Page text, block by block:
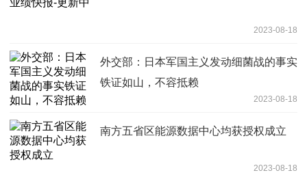
2023-08-18
外交部：日本军国主义发动细菌战的事实
铁证如山，不容抵赖
2023-08-18
南方五省区能源数据中心均获授权成立
2023-08-18